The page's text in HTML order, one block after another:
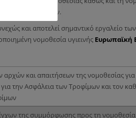
κρίσεων.
και αποτελεί σημαντικό εργαλείο
νομοθεσία υγιεινής Ευρωπαϊκή
αρχών και απαιτήσεων της νομοθεσίας
την Ασφάλεια των Τροφίμων και τον
της συμμόρφωσης προς τη